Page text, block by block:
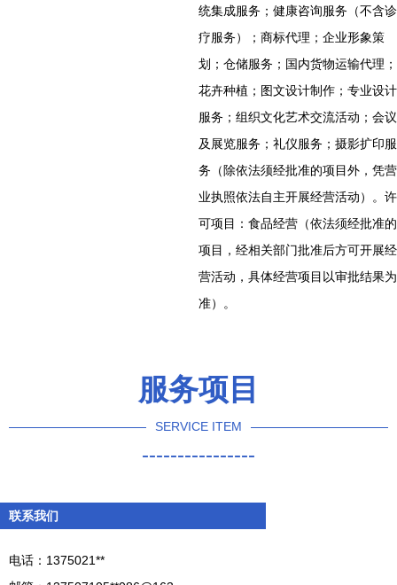
统集成服务；健康咨询服务（不含诊
疗服务）；商标代理；企业形象策
划；仓储服务；国内货物运输代理；
花卉种植；图文设计制作；专业设计
服务；组织文化艺术交流活动；会议
及展览服务；礼仪服务；摄影扩印服
务（除依法须经批准的项目外，凭营
业执照依法自主开展经营活动）。许
可项目：食品经营（依法须经批准的
项目，经相关部门批准后方可开展经
营活动，具体经营项目以审批结果为
准）。
服务项目
SERVICE ITEM
----------------
联系我们
电话：1375021**